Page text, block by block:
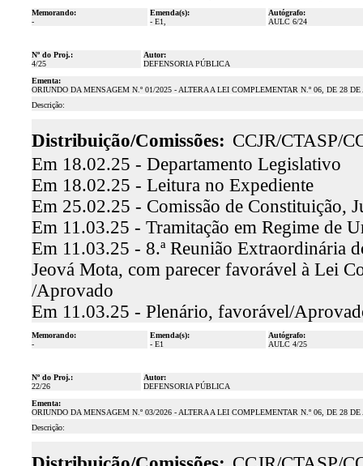
Memorando:
-
Emenda(s):
- E1,
Autógrafo:
AULC 6/24
Nº do Proj.:
4/25
Autor:
DEFENSORIA PÚBLICA
Ementa:
ORIUNDO DA MENSAGEM N.º 01/2025 - ALTERA A LEI COMPLEMENTAR N.º 06, DE 28
Descrição:
Distribuição/Comissões: CCJR/CTASP/
Em 18.02.25 - Departamento Legislativo
Em 18.02.25 - Leitura no Expediente
Em 25.02.25 - Comissão de Constituição,
Em 11.03.25 - Tramitação em Regime de
Em 11.03.25 - 8.ª Reunião Extraordinária
Jeová Mota, com parecer favorável à Lei
/Aprovado
Em 11.03.25 - Plenário, favorável/
Memorando:
-
Emenda(s):
- E1
Autógrafo:
AULC 4/25
Nº do Proj.:
22/26
Autor:
DEFENSORIA PÚBLICA
Ementa:
ORIUNDO DA MENSAGEM N.º 03/2026 - ALTERA A LEI COMPLEMENTAR N.º 06, DE 28
Descrição: